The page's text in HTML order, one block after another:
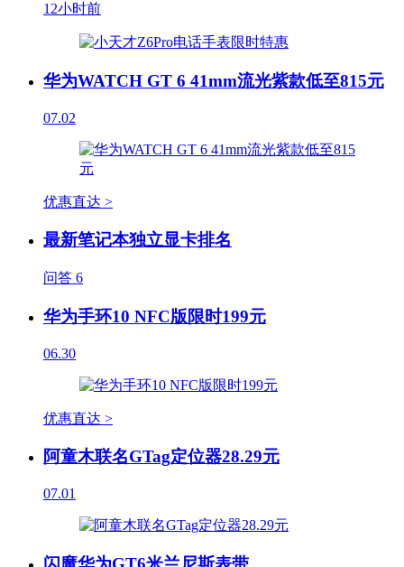
12小时前
华为WATCH GT 6 41mm流光紫款低至815元
07.02
优惠直达 >
最新笔记本独立显卡排名
问答 6
华为手环10 NFC版限时199元
06.30
优惠直达 >
阿童木联名GTag定位器28.29元
07.01